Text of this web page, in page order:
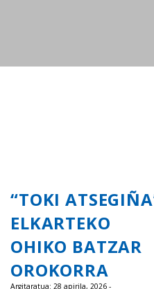
“TOKI
ELKARTEKO
OHIKO BATZAR
OROKORRA
Argitaratua: 28 apirila, 2026 -